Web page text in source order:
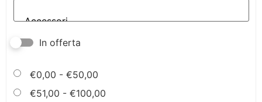
In offerta
€0,00 - €50,00
€51,00 - €100,00